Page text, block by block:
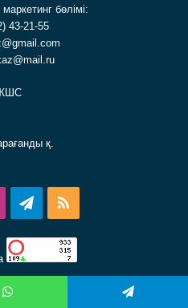
бөлімі:
43-21-55
ЖШС
қ.
Telegram